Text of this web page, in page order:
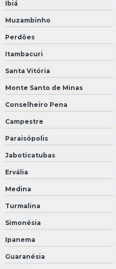
Ibiá
Muzambinho
Perdões
Itambacuri
Santa Vitória
Monte Santo de Minas
Conselheiro Pena
Campestre
Paraisópolis
Jaboticatubas
Ervália
Medina
Turmalina
Simonésia
Ipanema
Guaranésia